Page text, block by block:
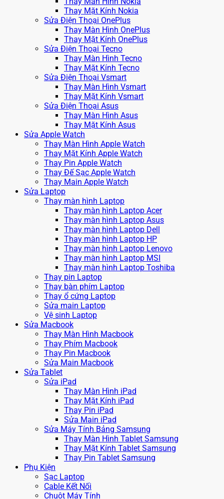
Thay Mặt Kính Nokia
Sửa Điện Thoại OnePlus
Thay Màn Hình OnePlus
Thay Mặt Kính OnePlus
Sửa Điện Thoại Tecno
Thay Màn Hình Tecno
Thay Mặt Kính Tecno
Sửa Điện Thoại Vsmart
Thay Màn Hình Vsmart
Thay Mặt Kính Vsmart
Sửa Điện Thoại Asus
Thay Màn Hình Asus
Thay Mặt Kính Asus
Sửa Apple Watch
Thay Màn Hình Apple Watch
Thay Mặt Kính Apple Watch
Thay Pin Apple Watch
Thay Đế Sạc Apple Watch
Thay Main Apple Watch
Sửa Laptop
Thay màn hình Laptop
Thay màn hình Laptop Acer
Thay màn hình Laptop Asus
Thay màn hình Laptop Dell
Thay màn hình Laptop HP
Thay màn hình Laptop Lenovo
Thay màn hình Laptop MSI
Thay màn hình Laptop Toshiba
Thay pin Laptop
Thay bàn phím Laptop
Thay ổ cứng Laptop
Sửa main Laptop
Vệ sinh Laptop
Sửa Macbook
Thay Màn Hình Macbook
Thay Phím Macbook
Thay Pin Macbook
Sửa Main Macbook
Sửa Tablet
Sửa iPad
Thay Màn Hình iPad
Thay Mặt Kính iPad
Thay Pin iPad
Sửa Main iPad
Sửa Máy Tính Bảng Samsung
Thay Màn Hình Tablet Samsung
Thay Mặt Kính Tablet Samsung
Thay Pin Tablet Samsung
Phụ Kiện
Sạc Laptop
Cable Kết Nối
Chuột Máy Tính